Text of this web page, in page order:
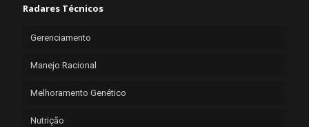
Radares Técnicos
Gerenciamento
Manejo Racional
Melhoramento Genético
Nutrição